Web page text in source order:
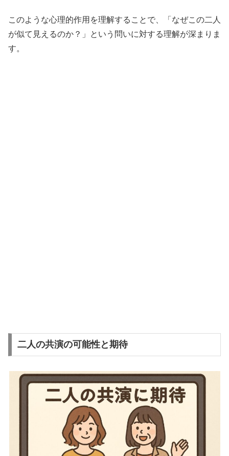
このような心理的作用を理解することで、「なぜこの二人
が似て見えるのか？」という問いに対する理解が深まりま
す。
二人の共演の可能性と期待